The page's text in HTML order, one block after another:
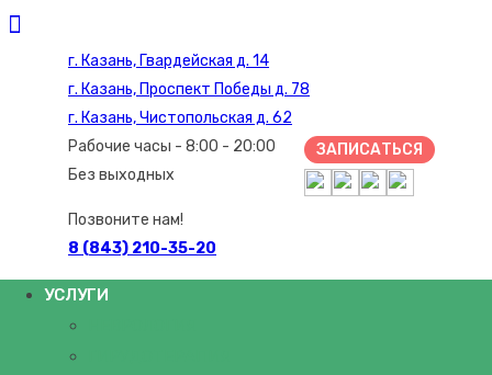
г. Казань, Гвардейская д. 14
г. Казань, Проспект Победы д. 78
г. Казань, Чистопольская д. 62
Рабочие часы - 8:00 - 20:00
Без выходных
ЗАПИСАТЬСЯ
Позвоните нам!
8 (843) 210-35-20
УСЛУГИ